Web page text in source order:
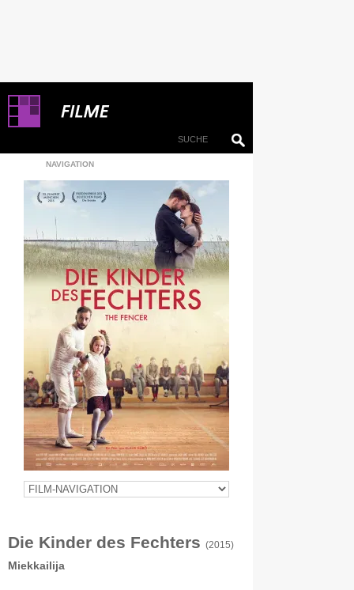
NAVIGATION
Die Kinder des Fechters (2015)
Miekkailija